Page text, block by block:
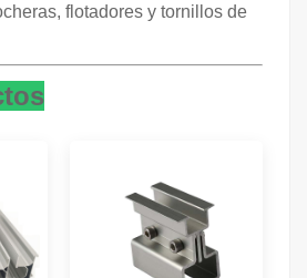
flotadores y tornillos de